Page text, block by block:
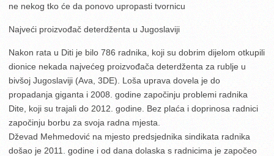
ne nekog tko će da ponovo upropasti tvornicu
Najveći proizvođač deterdženta u Jugoslaviji
Nakon rata u Diti je bilo 786 radnika, koji su dobrim dijelom otkupili
dionice nekada najvećeg proizvođača deterdženta za rublje u
bivšoj Jugoslaviji (Ava, 3DE). Loša uprava dovela je do
propadanja giganta i 2008. godine započinju problemi radnika
Dite, koji su trajali do 2012. godine. Bez plaća i doprinosa radnici
započinju borbu za svoja radna mjesta.
Dževad Mehmedović na mjesto predsjednika sindikata radnika
došao je 2011. godine i od dana dolaska s radnicima je započeo